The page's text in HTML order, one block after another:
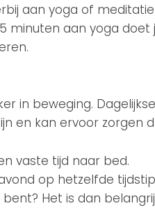
aan yoga of
minuten aan yoga
in beweging.
en kan ervoor zorgen
vaste tijd naar bed.
op hetzelfde
Het is dan